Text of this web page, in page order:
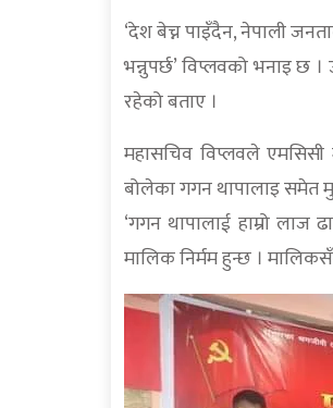
‘देश बेच्न पाइँदैन, नेपाली
भन्नुपर्छ’ विप्लवको भनाइ
रहेको बताए ।
महासचिव विप्लवले
बोलेका गगन थापालाइ समेत
‘गगन थापालाई हाम्रो
मालिक निर्मम हुन्छ ।